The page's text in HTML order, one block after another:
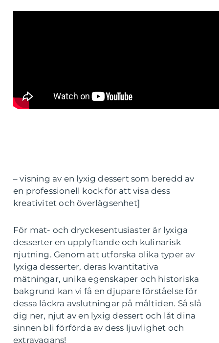
– visning av en lyxig dessert som beredd av
en professionell kock för att visa dess
kreativitet och överlägsenhet]
För mat- och dryckesentusiaster är lyxiga
desserter en upplyftande och kulinarisk
njutning. Genom att utforska olika typer av
lyxiga desserter, deras kvantitativa
mätningar, unika egenskaper och historiska
bakgrund kan vi få en djupare förståelse för
dessa läckra avslutningar på måltiden. Så slå
dig ner, njut av en lyxig dessert och låt dina
sinnen bli förförda av dess ljuvlighet och
extravagans!